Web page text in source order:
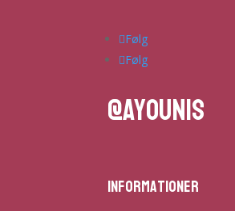
Følg
Følg
@ayounis
Informationer